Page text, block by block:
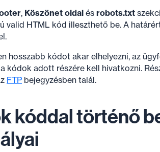
, Köszönet oldal és robots.txt
valid HTML kód illeszthető be. A
hosszabb kódot akar elhelyezni, az
kódok adott részére kell hivatkozni.
FTP bejegyzésben talál.
kóddal történő